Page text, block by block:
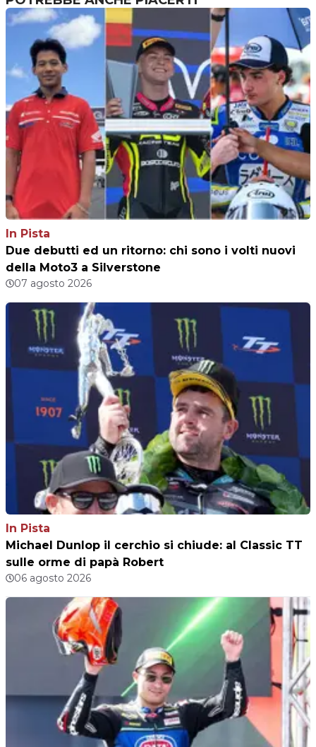
In Pista
Due debutti ed un ritorno: chi sono i volti nuovi
della Moto3 a Silverstone
07 agosto 2026
In Pista
Michael Dunlop il cerchio si chiude: al Classic TT
sulle orme di papà Robert
06 agosto 2026